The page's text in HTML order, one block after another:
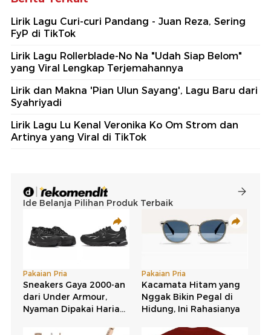
Lirik Lagu Curi-curi Pandang - Juan Reza, Sering
FyP di TikTok
Lirik Lagu Rollerblade-No Na "Udah Siap Belom"
yang Viral Lengkap Terjemahannya
Lirik dan Makna 'Pian Ulun Sayang', Lagu Baru dari
Syahriyadi
Lirik Lagu Lu Kenal Veronika Ko Om Strom dan
Artinya yang Viral di TikTok